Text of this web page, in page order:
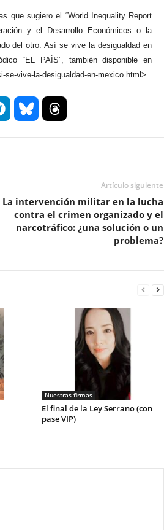
que sugiero el “World Inequality Report
y el Desarrollo Económicos o la
del otro. Así se vive la desigualdad en
“EL PAÍS”, también disponible en
se-vive-la-desigualdad-en-mexico.html>
Artículo siguiente
La intervención militar en la lucha
contra el crimen organizado y el
narcotráfico: ¿una solución o un
problema?
Nuestras firmas
El final de la Ley Serrano (con
pase VIP)